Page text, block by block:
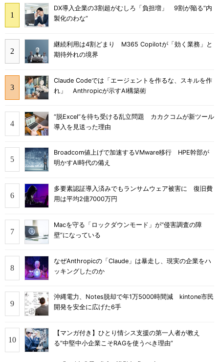
DX導入企業の3割超がむしろ「負担増」 9割が陥る“内
製化のわな”
継続利用は4割どまり M365 Copilotが「効く業務」と
期待外れの境界
Claude Codeでは「エージェントを作るな、スキルを作
れ」 Anthropicが示すAI構築術
“脱Excel”を待ち受ける乱立問題 カカクコムが新ツール
導入を見送った理由
Broadcom値上げで加速するVMware移行 HPE幹部が
明かすAI時代の備え
多要素認証導入済みでもランサムウェア被害に 復旧費
用は平均2億7000万円
Macを守る「ロックダウンモード」が“侵害調査の障
壁”になっている
なぜAnthropicの「Claude」は暴走し、現実の企業をハ
ッキングしたのか
沖縄電力、Notes脱却で年1万5000時間減 kintone市民
開発を安全に広げた6手
【マンガ付き】ひとり情シス支援の第一人者が教え
る”中堅中小企業こそRAGを使うべき理由”